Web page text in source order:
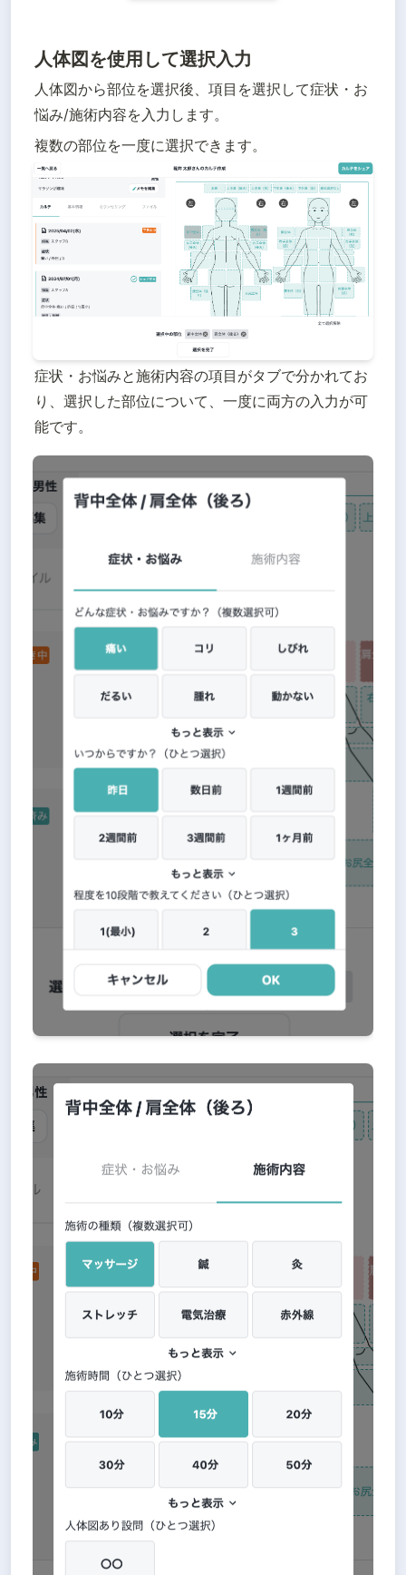
人体図を使用して選択入力
人体図から部位を選択後、項目を選択して症状・お
悩み/施術内容を入力します。
複数の部位を一度に選択できます。
症状・お悩みと施術内容の項目がタブで分かれてお
り、選択した部位について、一度に両方の入力が可
能です。